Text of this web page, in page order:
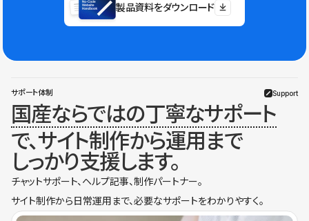
製品資料をダウンロード
サポート体制 Support
国産ならではの丁寧なサポート
で、サイト制作から運用まで
しっかり支援します。
チャットサポート、ヘルプ記事、制作パートナー。
サイト制作から日常運用まで、必要なサポートをわかりやすく。